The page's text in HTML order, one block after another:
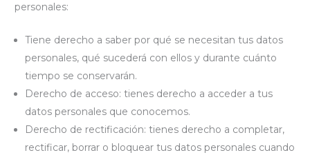
personales:
Tiene derecho a saber por qué se necesitan tus datos
personales, qué sucederá con ellos y durante cuánto
tiempo se conservarán.
Derecho de acceso: tienes derecho a acceder a tus
datos personales que conocemos.
Derecho de rectificación: tienes derecho a completar,
rectificar, borrar o bloquear tus datos personales cuando